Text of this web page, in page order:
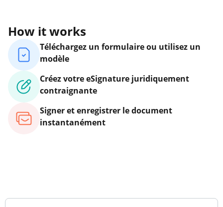
How it works
Téléchargez un formulaire ou utilisez un
modèle
Créez votre eSignature juridiquement
contraignante
Signer et enregistrer le document
instantanément